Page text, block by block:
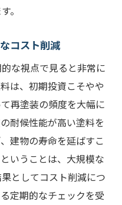
。
コスト削減
な視点で見ると非常に
は、初期投資こそやや
再塗装の頻度を大幅に
耐候性能が高い塗料を
建物の寿命を延ばすこ
いうことは、大規模な
としてコスト削減につ
定期的なチェックを受